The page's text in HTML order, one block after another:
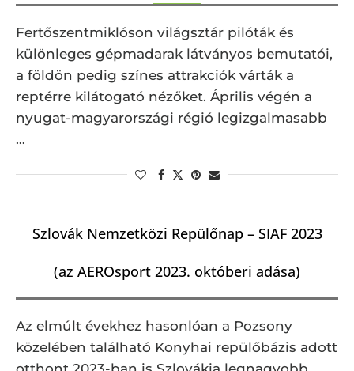
Fertőszentmiklóson világsztár pilóták és
különleges gépmadarak látványos bemutatói,
a földön pedig színes attrakciók várták a
reptérre kilátogató nézőket. Április végén a
nyugat-magyarországi régió legizgalmasabb
…
Szlovák Nemzetközi Repülőnap – SIAF 2023
(az AEROsport 2023. októberi adása)
Az elmúlt évekhez hasonlóan a Pozsony
közelében található Konyhai repülőbázis adott